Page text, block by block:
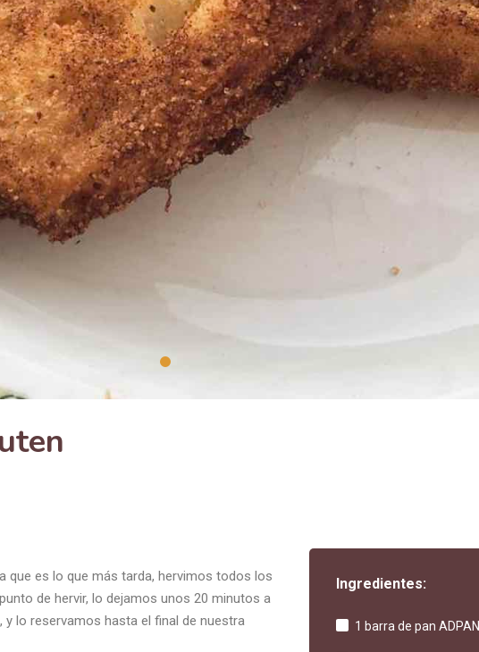
que es lo que más tarda, hervimos todos los
de hervir, lo dejamos unos 20 minutos a
lo reservamos hasta el final de nuestra
Ingredientes:
1 barra de pan ADPAN